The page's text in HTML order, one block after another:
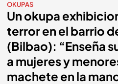
OKUPAS
Un okupa
terror en el barrio
(Bilbao): “Enseña
a mujeres y
machete en la